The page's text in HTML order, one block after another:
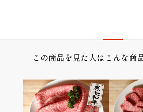
この商品を見た人はこんな商